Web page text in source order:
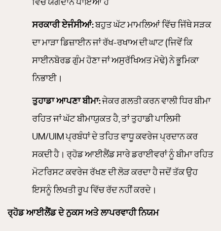
ਸਰਕਾਰੀ ਏਜੰਸੀਆਂ:ਬਹੁਤ ਘੱਟ ਮਾਮਲਿਆਂ ਵਿੱਚ ਜਿੱਥੇ ਸੜਕ
ਦਾ ਮਾੜਾ ਡਿਜ਼ਾਈਨ ਜਾਂ ਰੱਖ-ਰਖਾਅ ਦੀ ਘਾਟ (ਜਿਵੇਂ ਕਿ
ਸਾਈਨਬੋਰਡ ਗੁੰਮ ਹੋਣਾ ਜਾਂ ਅਸੁਰੱਖਿਅਤ ਮੋਢੇ) ਨੇ ਭੂਮਿਕਾ
ਨਿਭਾਈ।
ਤੁਹਾਡਾ ਆਪਣਾ ਬੀਮਾ:ਜੇਕਰ ਗਲਤੀ ਕਰਨ ਵਾਲੀ ਧਿਰ ਬੀਮਾ
ਰਹਿਤ ਜਾਂ ਘੱਟ ਬੀਮਾਯੁਕਤ ਹੈ, ਤਾਂ ਤੁਹਾਡੀ ਪਾਲਿਸੀ
UM/UIM ਪ੍ਰਬੰਧਾਂ ਦੇ ਤਹਿਤ ਵਾਧੂ ਕਵਰੇਜ ਪ੍ਰਦਾਨ ਕਰ
ਸਕਦੀ ਹੈ। ਰ੍ਹੋਡ ਆਈਲੈਂਡ ਸਾਰੇ ਡਰਾਈਵਰਾਂ ਨੂੰ ਬੀਮਾ ਰਹਿਤ
ਮੋਟਰਿਸਟ ਕਵਰੇਜ ਰੱਖਣ ਦੀ ਲੋੜ ਕਰਦਾ ਹੈ ਜਦੋਂ ਤੱਕ ਉਹ
ਇਸਨੂੰ ਲਿਖਤੀ ਰੂਪ ਵਿੱਚ ਰੱਦ ਨਹੀਂ ਕਰਦੇ।
ਰ੍ਹੋਡ ਆਈਲੈਂਡ ਦੇ ਨੁਕਸ ਅਤੇ ਲਾਪਰਵਾਹੀ ਨਿਯਮ